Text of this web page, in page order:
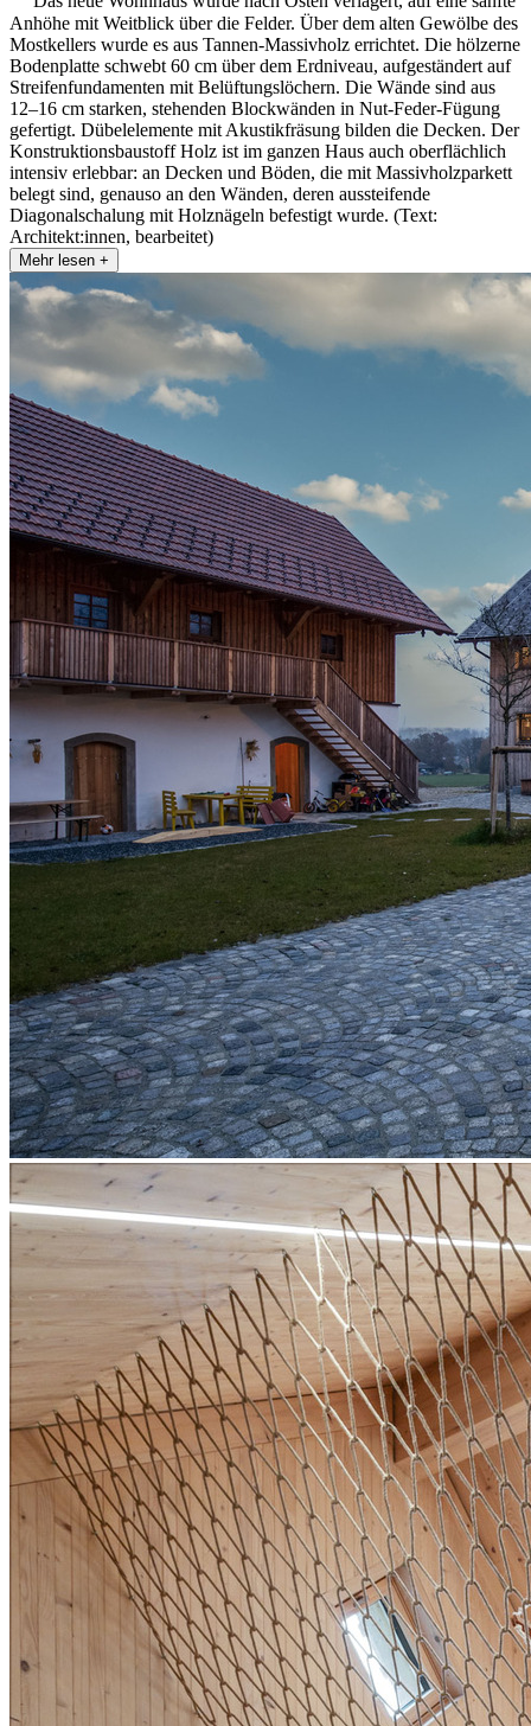
Anhöhe mit Weitblick über die Felder. Über dem alten Gewölbe des
Mostkellers wurde es aus Tannen-Massivholz errichtet. Die hölzerne
Bodenplatte schwebt 60 cm über dem Erdniveau, aufgeständert auf
Streifenfundamenten mit Belüftungslöchern. Die Wände sind aus
12–16 cm starken, stehenden Blockwänden in Nut-Feder-Fügung
gefertigt. Dübelelemente mit Akustikfräsung bilden die Decken. Der
Konstruktionsbaustoff Holz ist im ganzen Haus auch oberflächlich
intensiv erlebbar: an Decken und Böden, die mit Massivholzparkett
belegt sind, genauso an den Wänden, deren aussteifende
Diagonalschalung mit Holznägeln befestigt wurde. (Text:
Architekt:innen, bearbeitet)
Mehr lesen +